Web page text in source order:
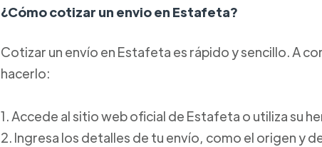
¿Cómo cotizar un envio en Estafeta?
Cotizar un envío en Estafeta es rápido y sencillo. A
hacerlo:
1. Accede al sitio web oficial de Estafeta o utiliza su
2. Ingresa los detalles de tu envío, como el origen y